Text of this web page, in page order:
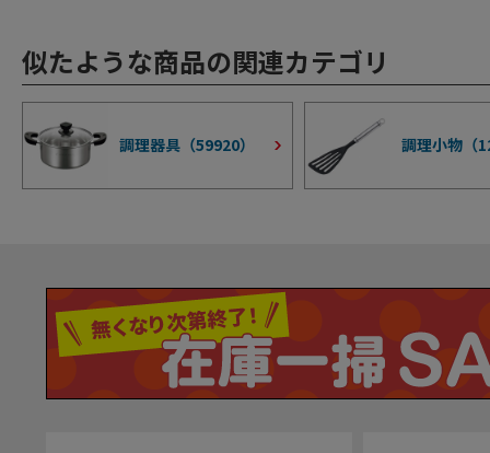
似たような商品の関連カテゴリ
調理器具（59920） 調理小物（